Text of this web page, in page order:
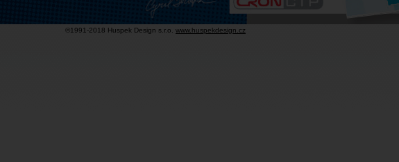
©1991-2018 Huspek Design s.r.o. www.huspekdesign.cz